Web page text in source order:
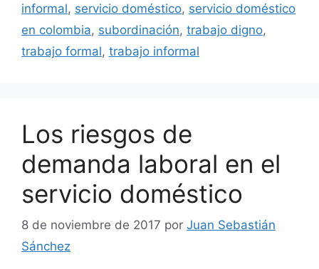
informal, servicio doméstico, servicio doméstico
en colombia, subordinación, trabajo digno,
trabajo formal, trabajo informal
Los riesgos de
demanda laboral en el
servicio doméstico
8 de noviembre de 2017 por Juan Sebastián
Sánchez